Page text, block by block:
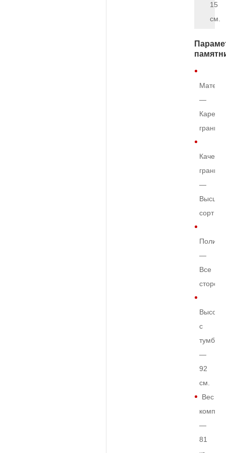
15
см.
—
гранит
гранита
—
Высший
сорт
—
Все
Высота
с
тумбой
—
92
см.
Вес
—
81